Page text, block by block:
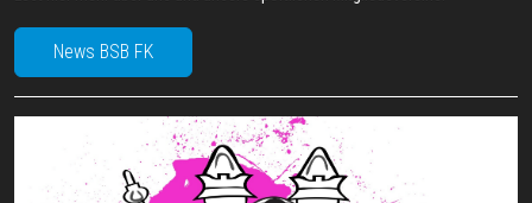
News BSB FK